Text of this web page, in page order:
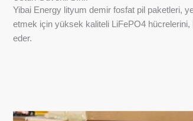
Yibai Energy lityum demir fosfat pil paketleri,
etmek için yüksek kaliteli LiFePO4 hücrelerini,
eder.